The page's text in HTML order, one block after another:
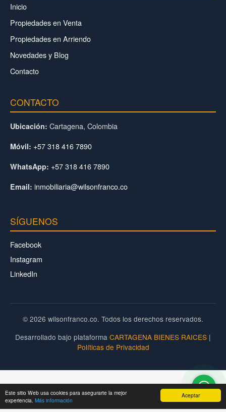
Aceptar
Este sitio Web usa cookies para asegurarte la mejor
experiencia. Más información
Inicio
Propiedades en Venta
Propiedades en Arriendo
Novedades y Blog
Contacto
CONTACTO
Ubicación: Cartagena, Colombia
Móvil: +57 318 416 7890
WhatsApp: +57 318 416 7890
Email: inmobiliaria@wilsonfranco.co
SÍGUENOS
Facebook
Instagram
LinkedIn
© 2026 wilsonfranco.co. Todos los derechos reservados.
Desarrollado bajo plataforma CARTAGENA BIENES RAICES |
Políticas de Privacidad